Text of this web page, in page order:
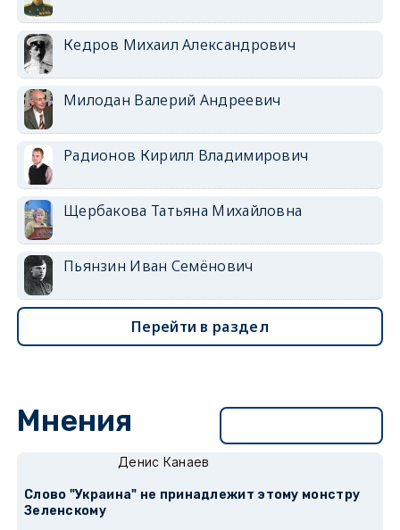
Кедров Михаил Александрович
Милодан Валерий Андреевич
Радионов Кирилл Владимирович
Щербакова Татьяна Михайловна
Пьянзин Иван Семёнович
Перейти в раздел
Мнения
Денис Канаев
Слово "Украина" не принадлежит этому монстру
Зеленскому